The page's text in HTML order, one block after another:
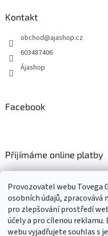
Provozovatel webu Tovega
osobních údajů,
pro zlepšování prostředí
účely a pro cílenou
webu vyjadřujete souhlas s
Kontakt
obchod@ajashop.cz
603487406
Ájashop
Facebook
Přijímáme online platby
Nákupní košík